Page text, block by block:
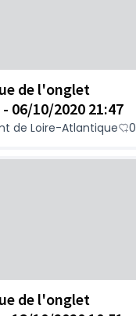
de l'onglet
06/10/2020 21:47
de Loire-Atlantique 0
de l'onglet